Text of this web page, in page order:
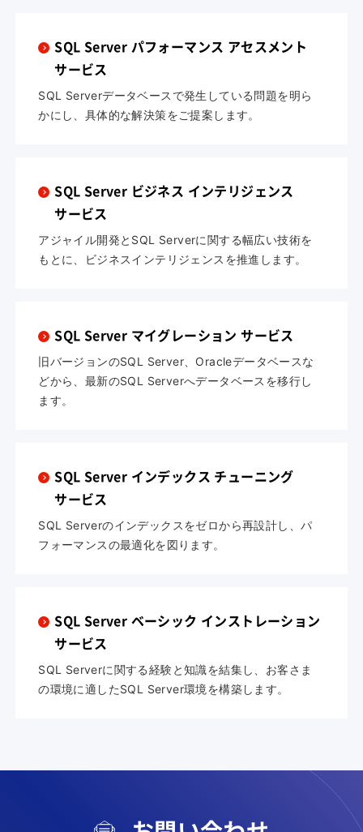
SQL Server パフォーマンス アセスメント
サービス
SQL Serverデータベースで発生している問題を明ら
かにし、具体的な解決策をご提案します。
SQL Server ビジネス インテリジェンス
サービス
アジャイル開発とSQL Serverに関する幅広い技術を
もとに、ビジネスインテリジェンスを推進します。
SQL Server マイグレーション サービス
旧バージョンのSQL Server、Oracleデータベースな
どから、最新のSQL Serverへデータベースを移行し
ます。
SQL Server インデックス チューニング
サービス
SQL Serverのインデックスをゼロから再設計し、パ
フォーマンスの最適化を図ります。
SQL Server ベーシック インストレーション
サービス
SQL Serverに関する経験と知識を結集し、お客さま
の環境に適したSQL Server環境を構築します。